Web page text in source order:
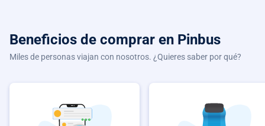
Beneficios de comprar en Pinbus
Miles de personas viajan con nosotros. ¿Quieres saber por qué?